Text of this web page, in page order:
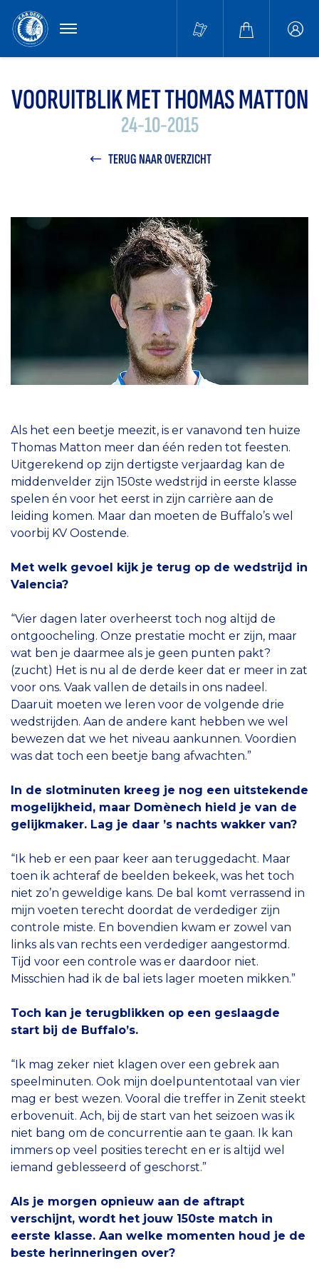
MENU
VOORUITBLIK MET THOMAS MATTON
24-10-2015
TERUG NAAR OVERZICHT
Als het een beetje meezit, is er vanavond ten huize
Thomas Matton meer dan één reden tot feesten.
Uitgerekend op zijn dertigste verjaardag kan de
middenvelder zijn 150ste wedstrijd in eerste klasse
spelen én voor het eerst in zijn carrière aan de
leiding komen. Maar dan moeten de Buffalo’s wel
voorbij KV Oostende.
Met welk gevoel kijk je terug op de wedstrijd in
Valencia?
“Vier dagen later overheerst toch nog altijd de
ontgoocheling. Onze prestatie mocht er zijn, maar
wat ben je daarmee als je geen punten pakt?
(zucht) Het is nu al de derde keer dat er meer in zat
voor ons. Vaak vallen de details in ons nadeel.
Daaruit moeten we leren voor de volgende drie
wedstrijden. Aan de andere kant hebben we wel
bewezen dat we het niveau aankunnen. Voordien
was dat toch een beetje bang afwachten.”
In de slotminuten kreeg je nog een uitstekende
mogelijkheid, maar Domènech hield je van de
gelijkmaker. Lag je daar ’s nachts wakker van?
“Ik heb er een paar keer aan teruggedacht. Maar
toen ik achteraf de beelden bekeek, was het toch
niet zo’n geweldige kans. De bal komt verrassend in
mijn voeten terecht doordat de verdediger zijn
controle miste. En bovendien kwam er zowel van
links als van rechts een verdediger aangestormd.
Tijd voor een controle was er daardoor niet.
Misschien had ik de bal iets lager moeten mikken.”
Toch kan je terugblikken op een geslaagde
start bij de Buffalo’s.
“Ik mag zeker niet klagen over een gebrek aan
speelminuten. Ook mijn doelpuntentotaal van vier
mag er best wezen. Vooral die treffer in Zenit steekt
erbovenuit. Ach, bij de start van het seizoen was ik
niet bang om de concurrentie aan te gaan. Ik kan
immers op veel posities terecht en er is altijd wel
iemand geblesseerd of geschorst.”
Als je morgen opnieuw aan de aftrapt
verschijnt, wordt het jouw 150ste match in
eerste klasse. Aan welke momenten houd je de
beste herinneringen over?